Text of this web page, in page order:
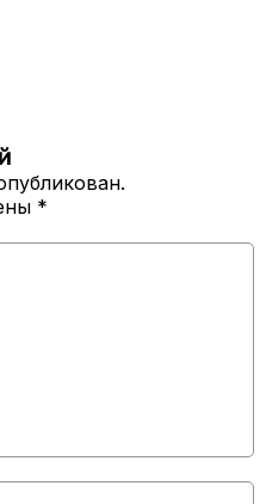
*